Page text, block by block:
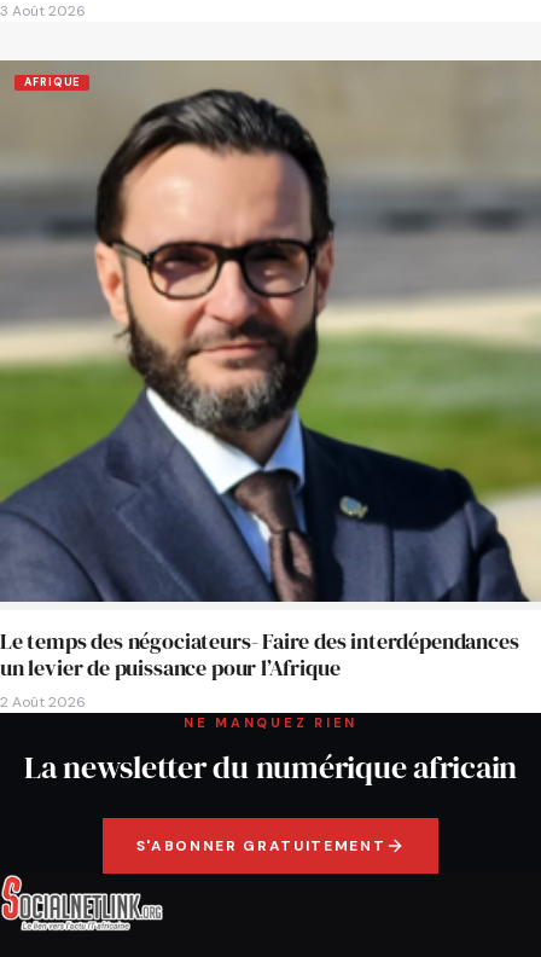
3 Août 2026
AFRIQUE
Le temps des négociateurs- Faire des interdépendances
un levier de puissance pour l’Afrique
2 Août 2026
NE MANQUEZ RIEN
La newsletter du numérique africain
S'ABONNER GRATUITEMENT